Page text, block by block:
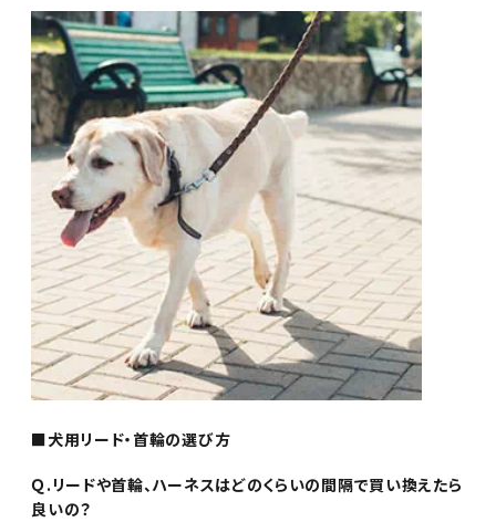
■犬用リード・首輪の選び方
Ｑ.リードや首輪、ハーネスはどのくらいの間隔で買い換えたら
良いの？